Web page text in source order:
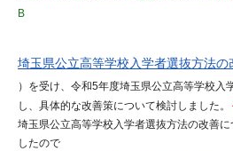
B
埼玉県公立高等学校入学者選抜方法の
）を受け、令和5年度埼玉県公立高等学校入
し、具体的な改善策について検討しました。
埼玉県公立高等学校入学者選抜方法の改善
したので